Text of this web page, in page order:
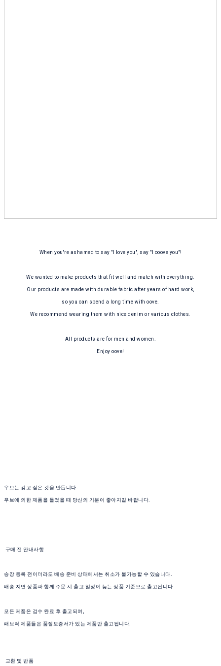
When you're ashamed to say "I love you", say "I ooove you"!
We wanted to make products that fit well and match with everything.
Our products are made with durable fabric after years of hard work,
so you can spend a long time with oove.
We recommend wearing them with nice denim or various clothes.
All products are for men and women.
Enjoy oove!
우브는 갖고 싶은 것을 만듭니다.
우브에 의한 제품을 들었을 때 당신의 기분이 좋아지길 바랍니다.
구매 전 안내사항
송장 등록 전이더라도 배송 준비 상태에서는 취소가 불가능할 수 있습니다.
배송 지연 상품과 함께 주문 시 출고 일정이 늦는 상품 기준으로 출고됩니다.
모든 제품은 검수 완료 후 출고되며,
패브릭 제품들은 품질보증서가 있는 제품만 출고됩니다.
교환 및 반품